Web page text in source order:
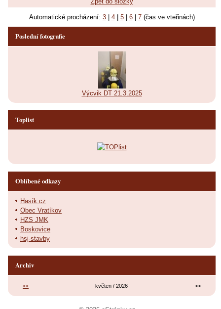
Automatické procházení: 3| 4| 5| 6| 7(čas ve vteřinách)
Poslední fotografie
Výcvik DT 21.3.2025
Toplist
Oblíbené odkazy
Hasík.cz
Obec Vratíkov
HZS JMK
Boskovice
hsj-stavby
Archiv
<< květen / 2026 >>